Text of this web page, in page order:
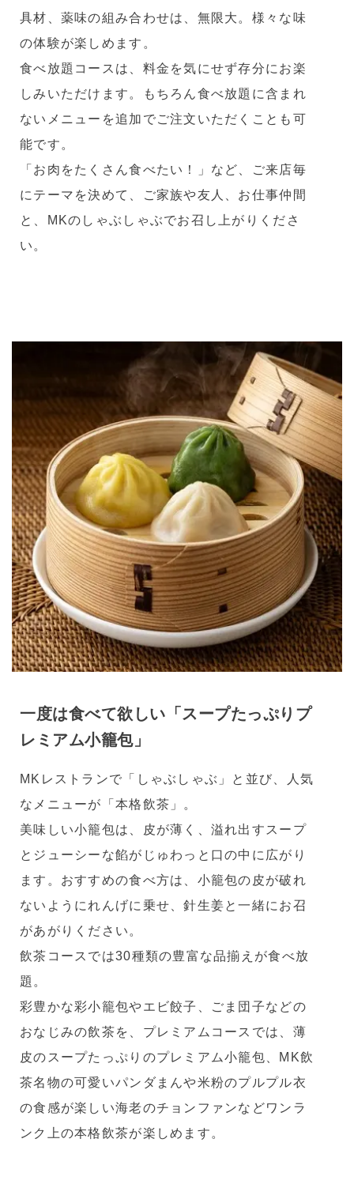
具材、薬味の組み合わせは、無限大。様々な味
の体験が楽しめます。
食べ放題コースは、料金を気にせず存分にお楽
しみいただけます。もちろん食べ放題に含まれ
ないメニューを追加でご注文いただくことも可
能です。
「お肉をたくさん食べたい！」など、ご来店毎
にテーマを決めて、ご家族や友人、お仕事仲間
と、MKのしゃぶしゃぶでお召し上がりくださ
い。
一度は食べて欲しい「スープたっぷりプ
レミアム小籠包」
MKレストランで「しゃぶしゃぶ」と並び、人気
なメニューが「本格飲茶」。
美味しい小籠包は、皮が薄く、溢れ出すスープ
とジューシーな餡がじゅわっと口の中に広がり
ます。おすすめの食べ方は、小籠包の皮が破れ
ないようにれんげに乗せ、針生姜と一緒にお召
があがりください。
飲茶コースでは30種類の豊富な品揃えが食べ放
題。
彩豊かな彩小籠包やエビ餃子、ごま団子などの
おなじみの飲茶を、プレミアムコースでは、薄
皮のスープたっぷりのプレミアム小籠包、MK飲
茶名物の可愛いパンダまんや米粉のプルプル衣
の食感が楽しい海老のチョンファンなどワンラ
ンク上の本格飲茶が楽しめます。